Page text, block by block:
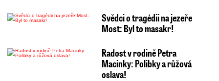
Svědci o tragédii na jezeře
Most: Byl to masakr!
Radost v rodině Petra
Macinky: Polibky a růžová
oslava!